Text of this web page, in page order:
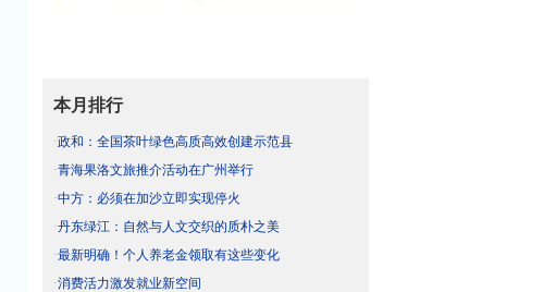
本月排行
·政和：全国茶叶绿色高质高效创建示范县
·青海果洛文旅推介活动在广州举行
·中方：必须在加沙立即实现停火
·丹东绿江：自然与人文交织的质朴之美
·最新明确！个人养老金领取有这些变化
·消费活力激发就业新空间